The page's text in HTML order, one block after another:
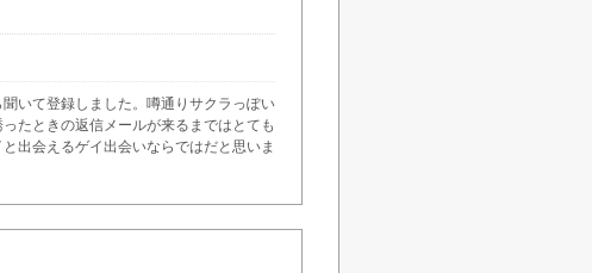
いて登録しました。噂通りサクラっぽい
たときの返信メールが来るまではとても
出会えるゲイ出会いならではだと思いま